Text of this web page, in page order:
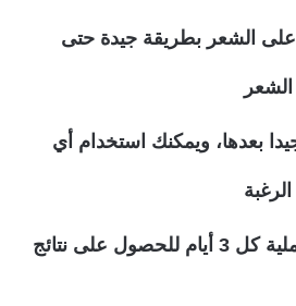
الشعر بطريقة جيدة حتى
بعدها، ويمكنك استخدام أي
يتم تكرار هذه العملية كل 3 أيام للحصول على نتائج